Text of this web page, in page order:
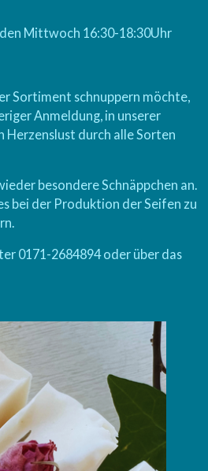
Mittwoch 16:30-18:30Uhr
Sortiment schnuppern möchte,
Anmeldung, in unserer
Herzenslust durch alle Sorten
besondere Schnäppchen an.
bei der Produktion der Seifen zu
0171-2684894 oder über das